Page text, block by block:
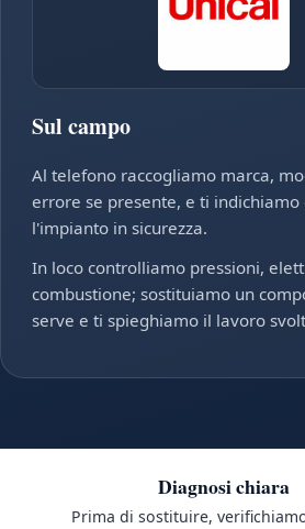
Sul campo
Al telefono raccogliamo marca,
errore se presente, e ti
l'impianto in sicurezza.
In loco controlliamo pressioni,
combustione; sostituiamo un
serve e ti spieghiamo il lavoro
Diagnosi chiara
Prima di sostituire,